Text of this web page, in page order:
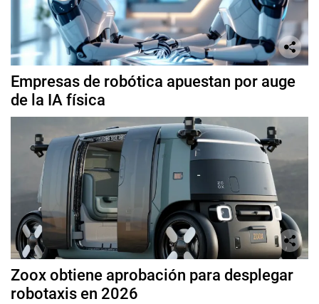
Empresas de robótica apuestan por auge
de la IA física
Zoox obtiene aprobación para desplegar
robotaxis en 2026